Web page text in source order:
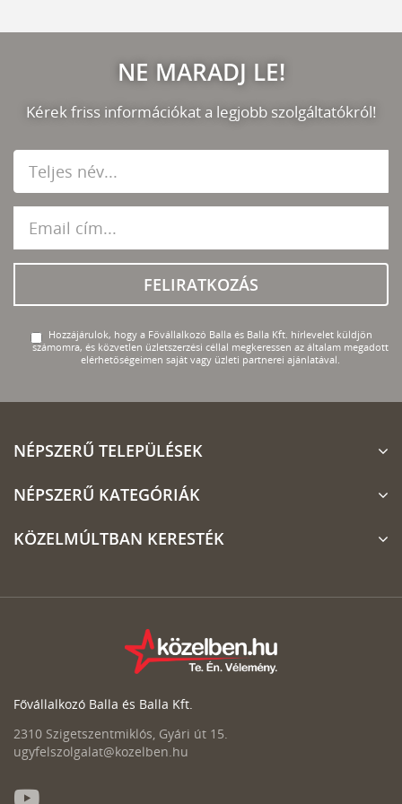
NE MARADJ LE!
Kérek friss információkat a legjobb szolgáltatókról!
FELIRATKOZÁS
Hozzájárulok, hogy a Fővállalkozó Balla és Balla Kft. hírlevelet küldjön
számomra, és közvetlen üzletszerzési céllal megkeressen az általam megadott
elérhetőségeimen saját vagy üzleti partnerei ajánlatával.
NÉPSZERŰ TELEPÜLÉSEK
NÉPSZERŰ KATEGÓRIÁK
KÖZELMÚLTBAN KERESTÉK
Fővállalkozó Balla és Balla Kft.
2310 Szigetszentmiklós, Gyári út 15.
ugyfelszolgalat@kozelben.hu